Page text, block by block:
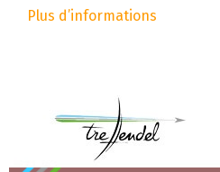
Plus d’informations